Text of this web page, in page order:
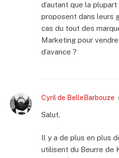
d’autant que la
proposent dans leurs
cas du tout des
Marketing pour
d’avance ?
Cyril de BelleBarbouze
Salut,
Il y a de plus en plus
utilisent du Beurre de